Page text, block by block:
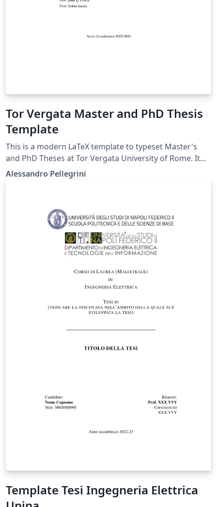
Tor Vergata Master and PhD Thesis
Template
This is a modern LaTeX template to typeset Master's
and PhD Theses at Tor Vergata University of Rome. It
respects by the official University Visual Identity:
https://web.uniroma2.it/contenuto/manuale-identita-
frontespizio_Tesi-di-Laurea.pdf The main class is
publicly available on CTAN: https://ctan.org/pkg/tvthesis
Alessandro Pellegrini
Template Tesi Ingegneria Elettrica